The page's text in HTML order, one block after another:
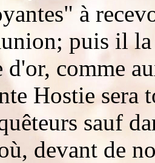
à
puis il
d'or, comme
Hostie
sauf
devant de